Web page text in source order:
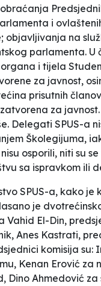
i
objavljivanja na
parlamenta. U
i tijela
za javnost,
prisutnih
za javnost
Delegati SPUS-a
Školegijuma,
osporili, niti su
sa ispravkom ili
SPUS-a, kako je
je
Vahid El-Din,
Anes Kastrati,
komisija su:
Kenan Erović za
Dino Ahmedović za